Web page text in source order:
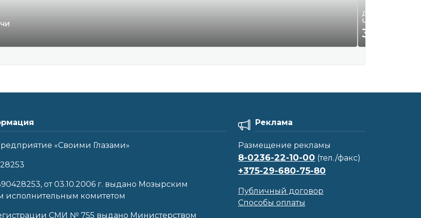
Детская одежда и
Чёрное
35
«Своими Глазами»
от 03.10.2006 г. выдано Мозырским
исполнительным комитетом
СМИ № 755 выдано Министерством
Реклама
Размещение рекламы
8-0236-22-10-00 (тел./факс)
+375-29-680-75-80
Публичный договор
Способы оплаты